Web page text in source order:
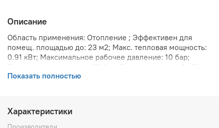
Описание
Область применения: Отопление ; Эффективен для
помещ. площадью до: 23 м2; Макс. тепловая мощность:
0.91 кВт; Максимальное рабочее давление: 10 бар;
192 Вт; Теплоотдача при Δt 60: 2203.6 Вт; Теплоотдача
Макс. температура теплоносителя: 110 °С; Межосевое
расстояние: 1 734 мм; Резьба присоединения радиатора:
1/2 ; Тип подключения: Боковое ; Вес товара (нетто):
Показать полностью
Характеристики